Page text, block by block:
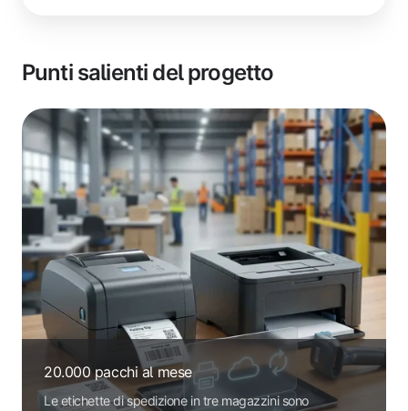
Punti salienti del progetto
20.000 pacchi al mese
Le etichette di spedizione in tre magazzini sono